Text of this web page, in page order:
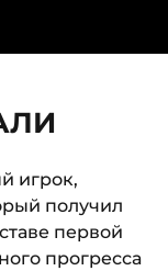
игрок,
получил
первой
прогресса